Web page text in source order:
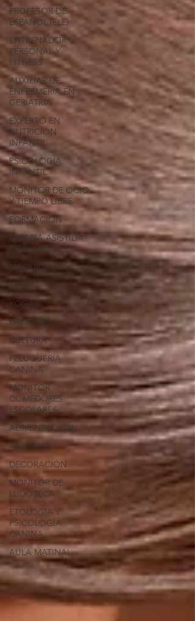
PROFESOR DE
ESPAÑOL (ELE)
ENTRENADOR
PERSONAL Y
FITNESS
AUXILIAR DE
ENFERMERÍA EN
GERIATRÍA
EXPERTO EN
NUTRICIÓN
INFANTIL
PSICOLOGIA
INFANTIL
MONITOR DE OCIO
Y TIEMPO LIBRE
FORMACIÓN
TERAPIA ASISTIDA
CON ANIMALES
MAQUILLAJE
SOCIAL
YOGA
DEPORTES
CULTURA
PELUQUERÍA
CANINA
MONITOR
COMEDORES
ESCOLARES
ALIMENTACIÓN
ANIMALES
DECORACIÓN
MONITOR DE
LUDOTECA
ETOLOGIA Y
PSICOLOGIA
CANINA
AULA MATINAL